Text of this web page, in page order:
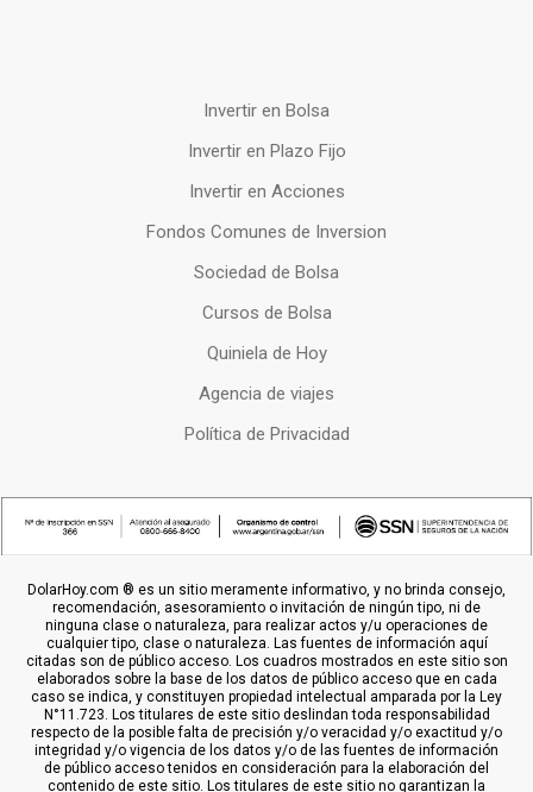
Invertir en Bolsa
Invertir en Plazo Fijo
Invertir en Acciones
Fondos Comunes de Inversion
Sociedad de Bolsa
Cursos de Bolsa
Quiniela de Hoy
Agencia de viajes
Política de Privacidad
DolarHoy.com ® es un sitio meramente informativo, y no brinda consejo,
recomendación, asesoramiento o invitación de ningún tipo, ni de
ninguna clase o naturaleza, para realizar actos y/u operaciones de
cualquier tipo, clase o naturaleza. Las fuentes de información aquí
citadas son de público acceso. Los cuadros mostrados en este sitio son
elaborados sobre la base de los datos de público acceso que en cada
caso se indica, y constituyen propiedad intelectual amparada por la Ley
N°11.723. Los titulares de este sitio deslindan toda responsabilidad
respecto de la posible falta de precisión y/o veracidad y/o exactitud y/o
integridad y/o vigencia de los datos y/o de las fuentes de información
de público acceso tenidos en consideración para la elaboración del
contenido de este sitio. Los titulares de este sitio no garantizan la